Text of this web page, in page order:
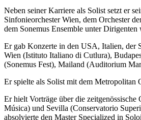
Neben seiner Karriere als Solist setzt er
Sinfonieorchester Wien, dem Orchester
dem Sonemus Ensemble unter
Er gab Konzerte in den USA, Italien, der
Wien (Istituto Italiano di Cutlura),
(Sonemus Fest), Mailand (Auditorium
Er spielte als Solist mit dem
Er hielt Vorträge über die
Música) und Sevilla (Conservatorio
absolvierte den Master Specialized in